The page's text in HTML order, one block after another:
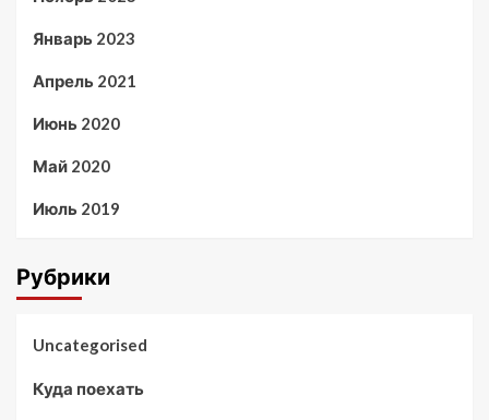
Январь 2023
Апрель 2021
Июнь 2020
Май 2020
Июль 2019
Рубрики
Uncategorised
Куда поехать